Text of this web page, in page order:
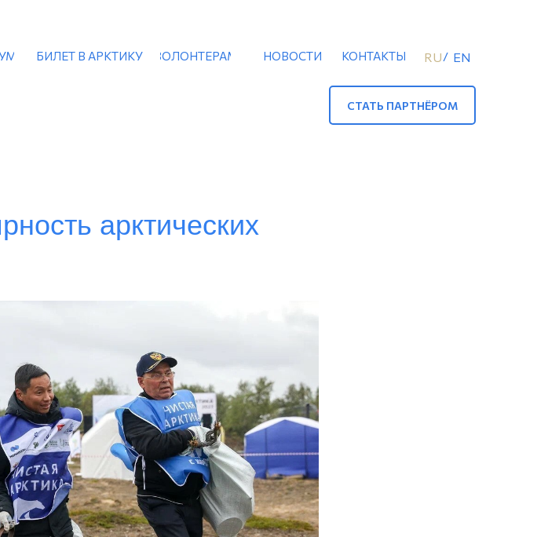
СТАТЬ ПАРТНЁРОМ
ВОЛОНТЕРАМ RU EN
/
НОВОСТИ КОНТАКТЫ
БИЛЕТ В АРКТИКУ
арктических